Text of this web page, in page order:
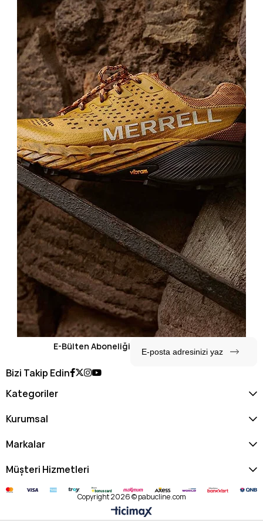
sarı pop charm detaylarıyla buluşturan karakterli bir tercihtir.
E-Bülten Aboneliği
Bizi Takip Edin
Kategoriler
Kurumsal
Markalar
Müşteri Hizmetleri
Copyright 2026 © pabucline.com